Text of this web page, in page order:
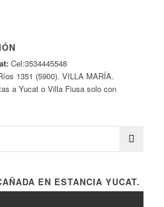
Cel:3534445548
1351 (5900). VILLA MARÍA.
a Yucat o Villa Fiusa solo con
EN ESTANCIA YUCAT.